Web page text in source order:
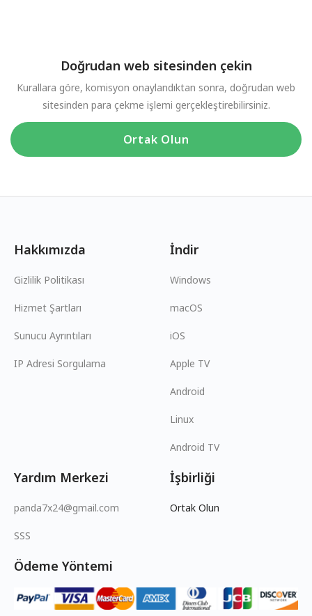
Doğrudan web sitesinden çekin
Kurallara göre, komisyon onaylandıktan sonra, doğrudan web
sitesinden para çekme işlemi gerçekleştirebilirsiniz.
Ortak Olun
Hakkımızda
Gizlilik Politikası
Hizmet Şartları
Sunucu Ayrıntıları
IP Adresi Sorgulama
İndir
Windows
macOS
iOS
Apple TV
Android
Linux
Android TV
Yardım Merkezi
panda7x24@gmail.com
SSS
İşbirliği
Ortak Olun
Ödeme Yöntemi